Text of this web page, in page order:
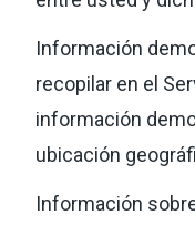
Información
recopilar en el
información
ubicación
Información